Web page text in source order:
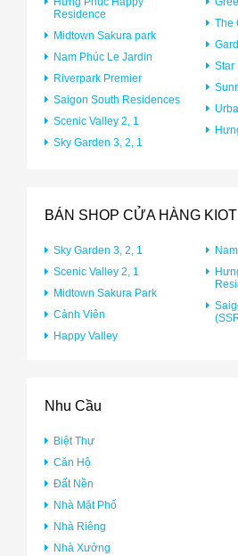
Residence
Midtown Sakura park
Nam Phúc Le Jardin
Riverpark Premier
Saigon South Residences
Scenic Valley 2, 1
Sky Garden 3, 2, 1
The
Star
BÁN SHOP CỬA HÀNG KIOT
Sky Garden 3, 2, 1
Scenic Valley 2, 1
Midtown Sakura Park
Cảnh Viên
Happy Valley
Nhu Cầu
Biệt Thự
Căn Hộ
Đất Nền
Nhà Mặt Phố
Nhà Riêng
Nhà Xưởng